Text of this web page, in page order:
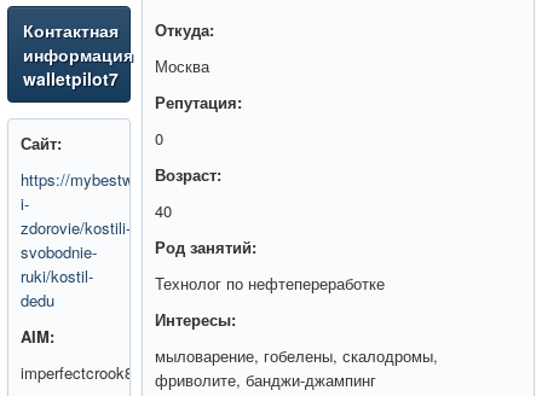
Контактная
информация
walletpilot7
Сайт:
https://mybestweekend.ru/krasota-
i-
zdorovie/kostili-
svobodnie-
ruki/kostil-
dedu
AIM:
imperfectcrook8
Откуда:
Москва
Репутация:
0
Возраст:
40
Род занятий:
Технолог по нефтепереработке
Интересы:
мыловарение, гобелены, скалодромы,
фриволите, банджи-джампинг